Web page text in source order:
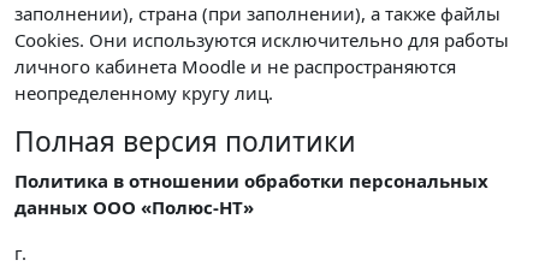
заполнении), страна (при заполнении), а также файлы
Cookies. Они используются исключительно для работы
личного кабинета Moodle и не распространяются
неопределенному кругу лиц.
Полная версия политики
Политика в отношении обработки персональных
данных ООО «Полюс-НТ»
г.